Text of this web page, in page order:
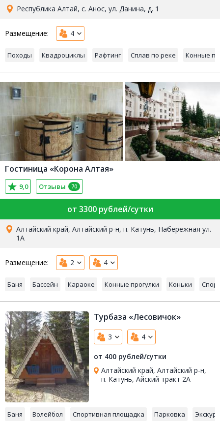
Республика Алтай, с. Анос, ул. Данина, д. 1
Размещение: 4
Походы Квадроциклы Рафтинг Сплав по реке Конные
Гостиница «Корона Алтая»
9,0 Отзывы 70
от 3300 рублей/сутки
Алтайский край, Алтайский р-н, п. Катунь, Набережная ул.
1А
Размещение: 2 4
Баня Бассейн Караоке Конные прогулки Коньки
Турбаза «Лесовичок»
3 4
от 400 рублей/сутки
Алтайский край, Алтайский р-н,
п. Катунь, Айский тракт 2А
Баня Волейбол Спортивная площадка Парковка